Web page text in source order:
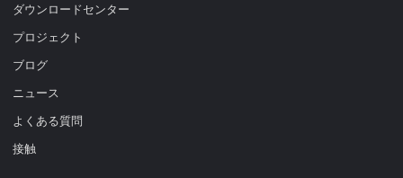
ダウンロードセンター
プロジェクト
ブログ
ニュース
よくある質問
接触